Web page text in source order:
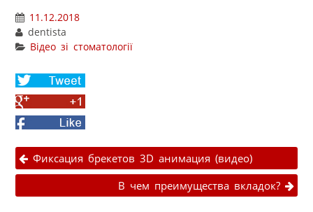
11.12.2018
dentista
Відео зі стоматології
Share
on
Twitter
Share
on
Google+
Facebook
Навігація публікаціями
Фиксация брекетов 3D анимация (видео)
В чем преимущества вкладок?